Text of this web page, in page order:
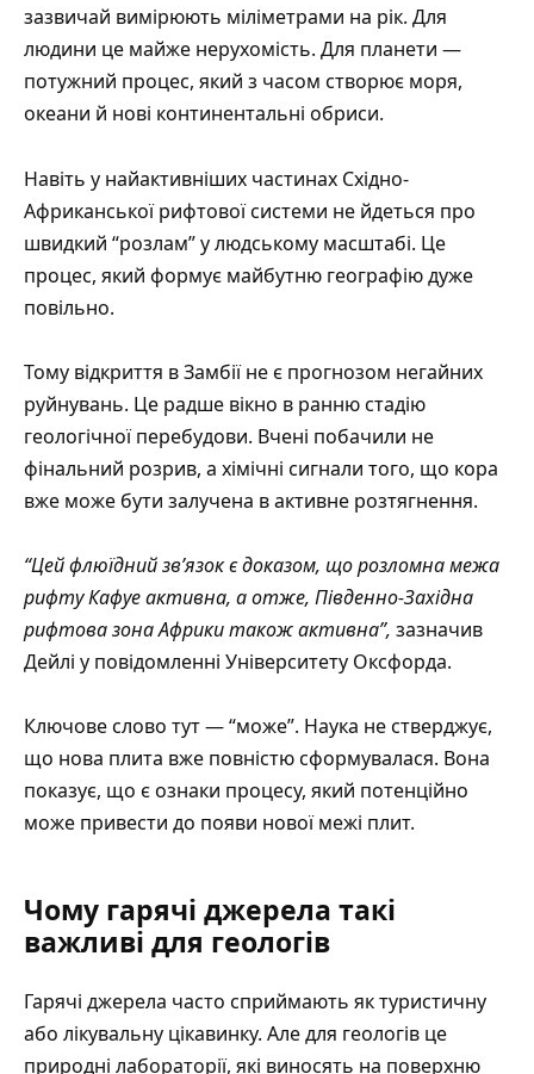
зазвичай вимірюють міліметрами на рік. Для
людини це майже нерухомість. Для планети —
потужний процес, який з часом створює моря,
океани й нові континентальні обриси.
Навіть у найактивніших частинах Східно-
Африканської рифтової системи не йдеться про
швидкий “розлам” у людському масштабі. Це
процес, який формує майбутню географію дуже
повільно.
Тому відкриття в Замбії не є прогнозом негайних
руйнувань. Це радше вікно в ранню стадію
геологічної перебудови. Вчені побачили не
фінальний розрив, а хімічні сигнали того, що кора
вже може бути залучена в активне розтягнення.
“Цей флюїдний зв’язок є доказом, що розломна межа
рифту Кафуе активна, а отже, Південно-Західна
рифтова зона Африки також активна”, зазначив
Дейлі у повідомленні Університету Оксфорда.
Ключове слово тут — “може”. Наука не стверджує,
що нова плита вже повністю сформувалася. Вона
показує, що є ознаки процесу, який потенційно
може привести до появи нової межі плит.
Чому гарячі джерела такі
важливі для геологів
Гарячі джерела часто сприймають як туристичну
або лікувальну цікавинку. Але для геологів це
природні лабораторії, які виносять на поверхню